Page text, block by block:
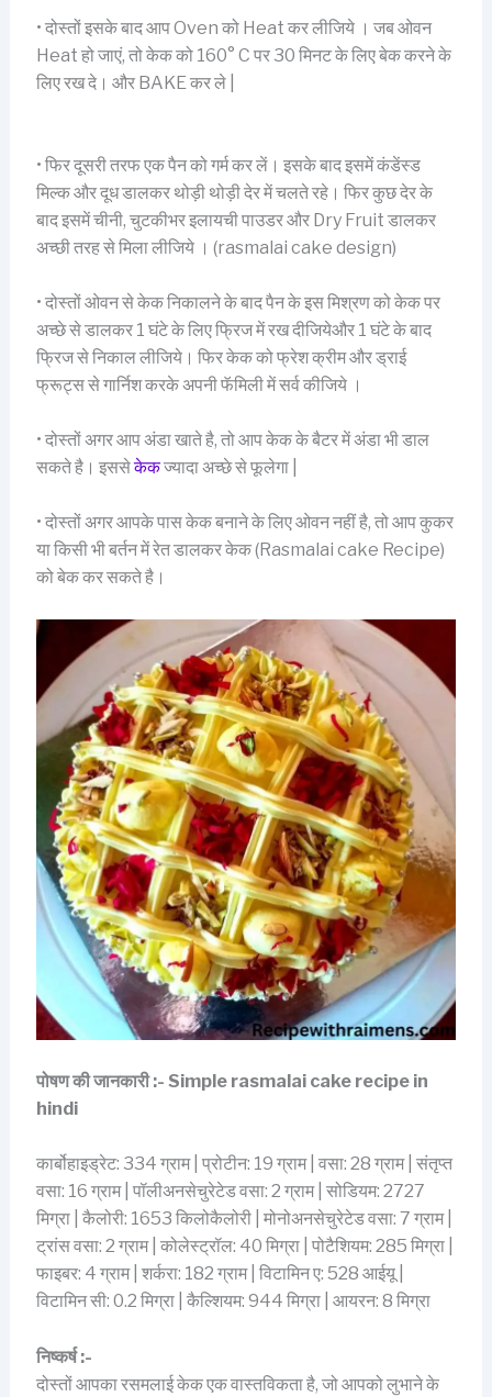
• दोस्तों इसके बाद आप Oven को Heat कर लीजिये । जब ओवन
Heat हो जाएं, तो केक को 160° C पर 30 मिनट के लिए बेक करने के
लिए रख दे। और BAKE कर ले |
• फिर दूसरी तरफ एक पैन को गर्म कर लें। इसके बाद इसमें कंडेंस्ड
मिल्क और दूध डालकर थोड़ी थोड़ी देर में चलते रहे। फिर कुछ देर के
बाद इसमें चीनी, चुटकीभर इलायची पाउडर और Dry Fruit डालकर
अच्छी तरह से मिला लीजिये । (rasmalai cake design)
• दोस्तों ओवन से केक निकालने के बाद पैन के इस मिश्रण को केक पर
अच्छे से डालकर 1 घंटे के लिए फ्रिज में रख दीजियेऔर 1 घंटे के बाद
फ्रिज से निकाल लीजिये। फिर केक को फ्रेश क्रीम और ड्राई
फ्रूट्स से गार्निश करके अपनी फॅमिली में सर्व कीजिये ।
• दोस्तों अगर आप अंडा खाते है, तो आप केक के बैटर में अंडा भी डाल
सकते है। इससेकेकज्यादा अच्छे से फूलेगा |
• दोस्तों अगर आपके पास केक बनाने के लिए ओवन नहीं है, तो आप कुकर
या किसी भी बर्तन में रेत डालकर केक (Rasmalai cake Recipe)
को बेक कर सकते है।
पोषण की जानकारी :- Simple rasmalai cake recipe in
hindi
कार्बोहाइड्रेट: 334 ग्राम | प्रोटीन: 19 ग्राम | वसा: 28 ग्राम | संतृप्त
वसा: 16 ग्राम | पॉलीअनसेचुरेटेड वसा: 2 ग्राम | सोडियम: 2727
मिग्रा | कैलोरी: 1653 किलोकैलोरी | मोनोअनसेचुरेटेड वसा: 7 ग्राम |
ट्रांस वसा: 2 ग्राम | कोलेस्ट्रॉल: 40 मिग्रा | पोटैशियम: 285 मिग्रा |
फाइबर: 4 ग्राम | शर्करा: 182 ग्राम | विटामिन ए: 528 आईयू |
विटामिन सी: 0.2 मिग्रा | कैल्शियम: 944 मिग्रा | आयरन: 8 मिग्रा
निष्कर्ष :-
दोस्तों आपका रसमलाई केक एक वास्तविकता है, जो आपको लुभाने के